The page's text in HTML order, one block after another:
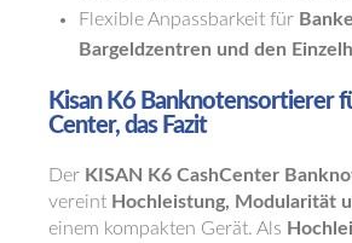
Flexible Anpassbarkeit für
Bargeldzentren und den
Kisan K6 Banknotensortierer
Center, das Fazit
Der KISAN K6 CashCenter
vereint Hochleistung, Modularität
einem kompakten Gerät. Als